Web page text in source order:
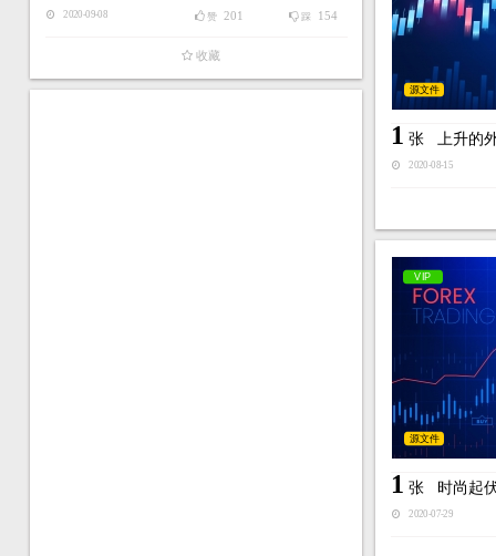
2020-09-08 踩 154
赞 201
收藏
源文件
1 张 上升的
2020-08-15
VIP
源文件
1 张 时尚起
2020-07-29